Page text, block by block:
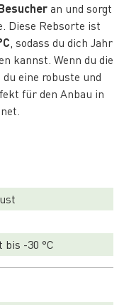
an und sorgt
Diese Rebsorte ist
, sodass du dich Jahr
kannst. Wenn du die
eine robuste und
für den Anbau in
-30 °C